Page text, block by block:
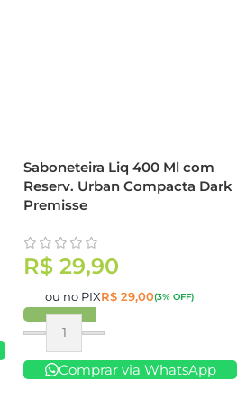
Saboneteira Liq 400 Ml com
Reserv. Urban Compacta Dark
Premisse
R$ 29,90
ou no PIXR$ 29,00(3% OFF)
Comprar
Comprar via WhatsApp